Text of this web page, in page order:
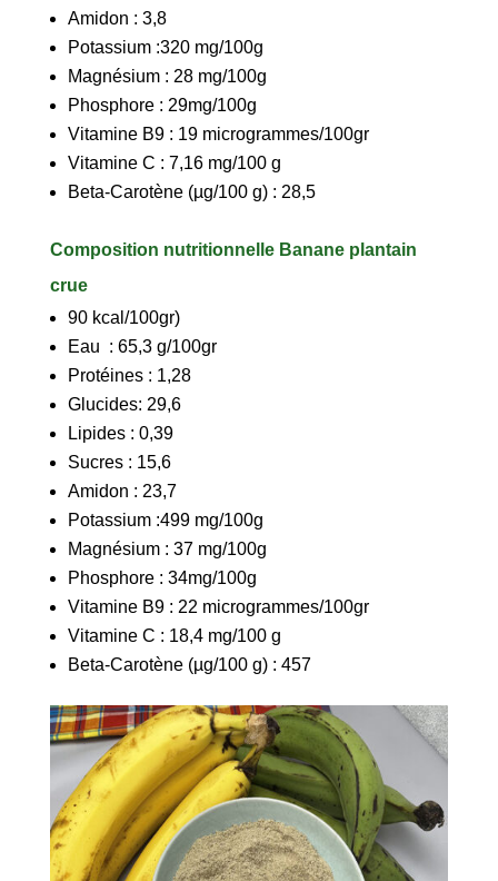
Amidon : 3,8
Potassium :320 mg/100g
Magnésium : 28 mg/100g
Phosphore : 29mg/100g
Vitamine B9 : 19 microgrammes/100gr
Vitamine C : 7,16 mg/100 g
Beta-Carotène (µg/100 g) : 28,5
Composition nutritionnelle Banane plantain
crue
90 kcal/100gr)
Eau : 65,3 g/100gr
Protéines : 1,28
Glucides: 29,6
Lipides : 0,39
Sucres : 15,6
Amidon : 23,7
Potassium :499 mg/100g
Magnésium : 37 mg/100g
Phosphore : 34mg/100g
Vitamine B9 : 22 microgrammes/100gr
Vitamine C : 18,4 mg/100 g
Beta-Carotène (µg/100 g) : 457